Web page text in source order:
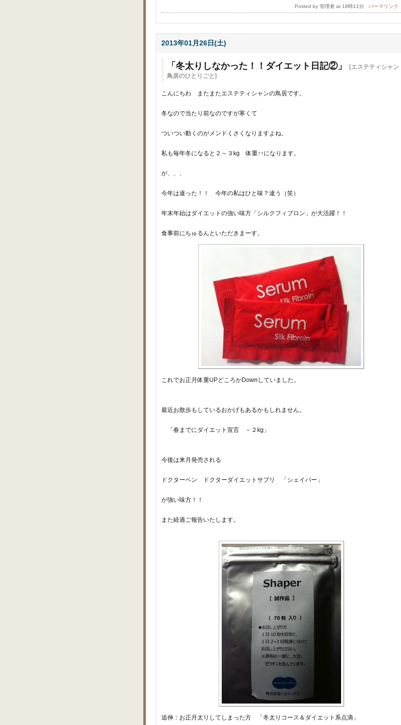
Posted by 管理者 at 16時11分 パーマリンク
2013年01月26日(土)
「冬太りしなかった！！ダイエット日記②」
[エステティシャン
鳥居のひとりごと]
こんにちわ またまたエステティシャンの鳥居です。
冬なので当たり前なのですが寒くて
ついつい動くのがメンドくさくなりますよね。
私も毎年冬になると２～３kg 体重↑↑になります。
が、、、
今年は違った！！ 今年の私はひと味？違う（笑）
年末年始はダイエットの強い味方「シルクフィブロン」が大活躍！！
食事前にちゅるんといただきまーす。
これでお正月体重UPどころかDownしていました。
最近お散歩もしているおかげもあるかもしれません。
「春までにダイエット宣言 －２kg」
今後は来月発売される
ドクターベン ドクターダイエットサプリ 「シェイパー」
が強い味方！！
また経過ご報告いたします。
追伸：お正月太りしてしまった方 「冬太りコース＆ダイエット系点滴」